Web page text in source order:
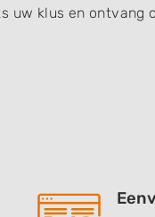
uw klus en